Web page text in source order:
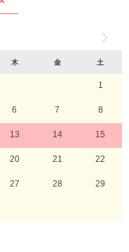
木 金 土
1
6 7 8
13 14 15
20 21 22
27 28 29